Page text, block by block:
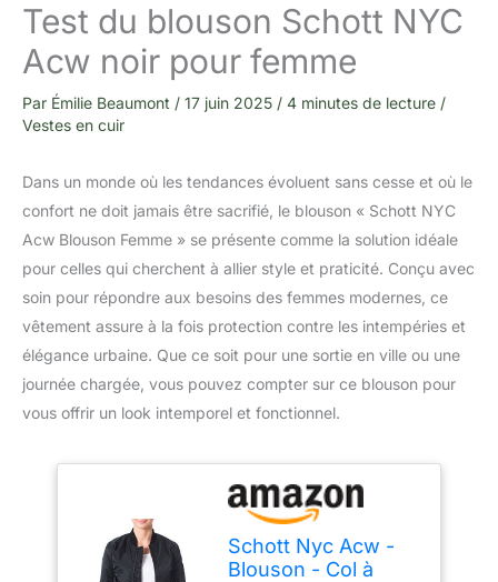
Test du blouson Schott NYC
Acw noir pour femme
Par Émilie Beaumont / 17 juin 2025 / 4 minutes de lecture /
Vestes en cuir
Dans un monde où les tendances évoluent sans cesse et où le
confort ne doit jamais être sacrifié, le blouson « Schott NYC
Acw Blouson Femme » se présente comme la solution idéale
pour celles qui cherchent à allier style et praticité. Conçu avec
soin pour répondre aux besoins des femmes modernes, ce
vêtement assure à la fois protection contre les intempéries et
élégance urbaine. Que ce soit pour une sortie en ville ou une
journée chargée, vous pouvez compter sur ce blouson pour
vous offrir un look intemporel et fonctionnel.
Schott Nyc Acw -
Blouson - Col à